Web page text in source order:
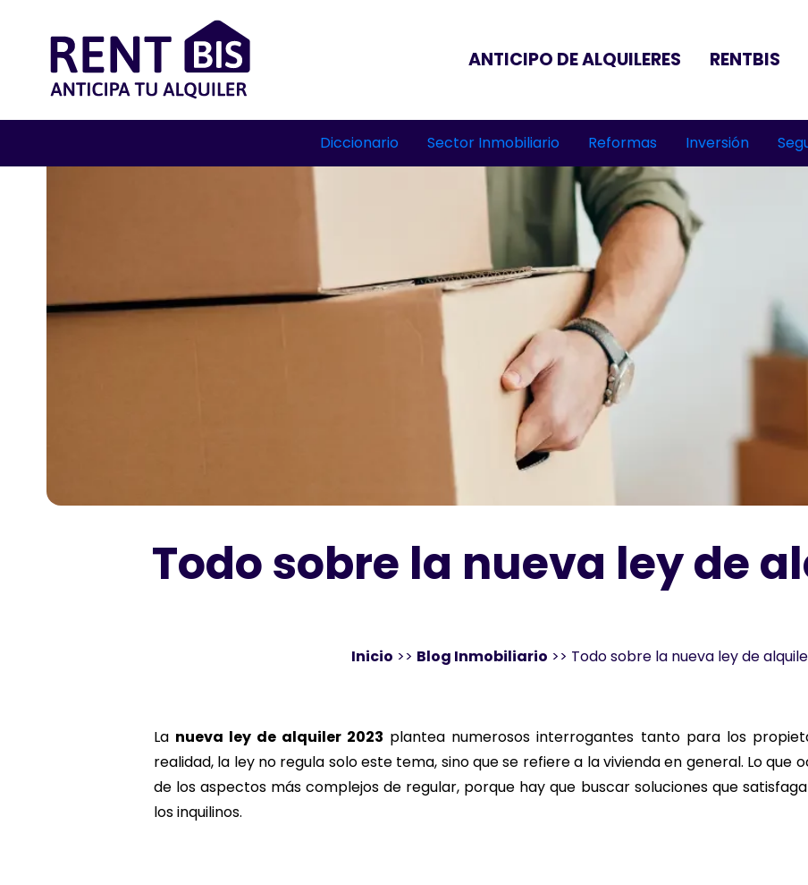
ANTICIPO DE ALQUILERES RENTBIS
Diccionario Sector Inmobiliario Reformas Inversión
Todo sobre la nueva ley de
Inicio >> Blog Inmobiliario >> Todo sobre la nueva ley de
La nueva ley de alquiler 2023 plantea numerosos interrogantes tanto para los
realidad, la ley no regula solo este tema, sino que se refiere a la vivienda en general. Lo que
de los aspectos más complejos de regular, porque hay que buscar soluciones que
los inquilinos.